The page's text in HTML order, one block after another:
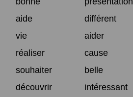
aide
différent
vie
aider
réaliser
cause
souhaiter
belle
découvrir
intéressant